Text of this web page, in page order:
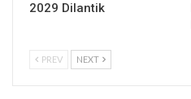
2029 Dilantik
PREV NEXT